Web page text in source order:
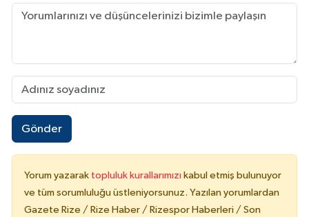
Gönder
Yorum yazarak topluluk kurallarımızı kabul etmiş bulunuyor
ve tüm sorumluluğu üstleniyorsunuz. Yazılan yorumlardan
Gazete Rize / Rize Haber / Rizespor Haberleri / Son